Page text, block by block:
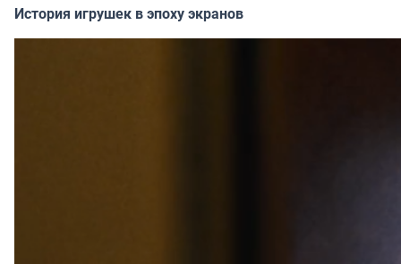
История игрушек в эпоху экранов